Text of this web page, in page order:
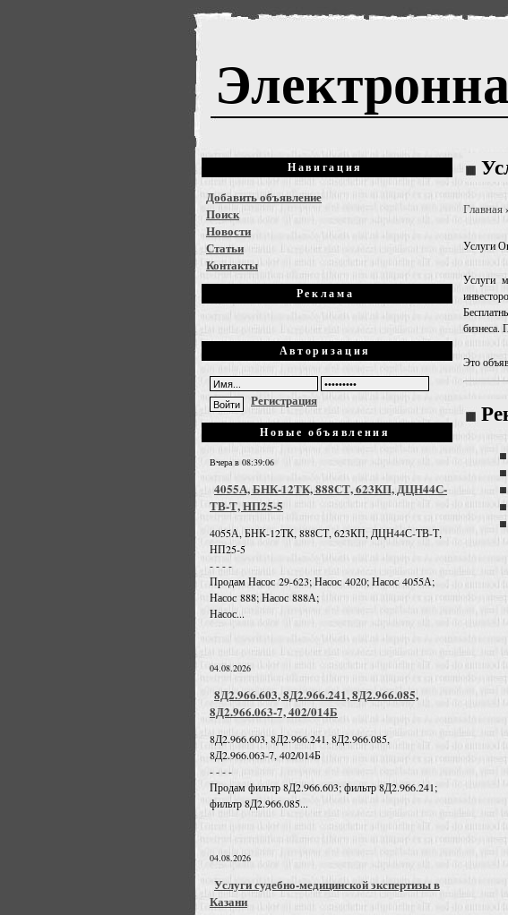
Навигация
Добавить объявление
Поиск
Новости
Статьи
Контакты
Реклама
Авторизация
Регистрация
Новые объявления
Вчера в 08:39:06
4055А, БНК-12ТК, 888СТ, 623КП, ДЦН44С-
ТВ-Т, НП25-5
4055А, БНК-12ТК, 888СТ, 623КП, ДЦН44С-ТВ-Т,
НП25-5
- - - -
Продам Насос 29-623; Насос 4020; Насос 4055А;
Насос 888; Насос 888А;
Насос...
04.08.2026
8Д2.966.603, 8Д2.966.241, 8Д2.966.085,
8Д2.966.063-7, 402/014Б
8Д2.966.603, 8Д2.966.241, 8Д2.966.085,
8Д2.966.063-7, 402/014Б
- - - -
Продам фильтр 8Д2.966.603; фильтр 8Д2.966.241;
фильтр 8Д2.966.085...
04.08.2026
Услуги судебно-медицинской экспертизы в
Казани
Главная
Услуги
Услуги
бизнеса.
Это